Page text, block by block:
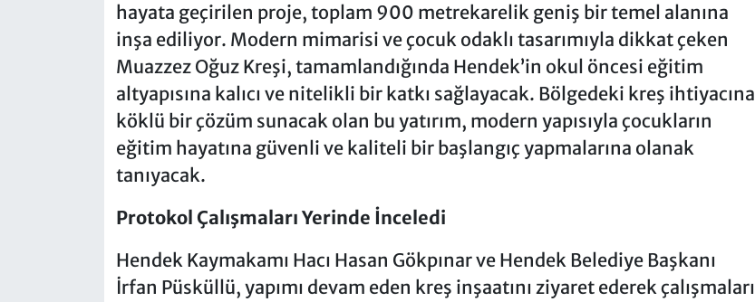
hayata geçirilen proje, toplam 900 metrekarelik geniş bir temel alanına
inşa ediliyor. Modern mimarisi ve çocuk odaklı tasarımıyla dikkat çeken
Muazzez Oğuz Kreşi, tamamlandığında Hendek’in okul öncesi eğitim
altyapısına kalıcı ve nitelikli bir katkı sağlayacak. Bölgedeki kreş ihtiyacına
köklü bir çözüm sunacak olan bu yatırım, modern yapısıyla çocukların
eğitim hayatına güvenli ve kaliteli bir başlangıç yapmalarına olanak
tanıyacak.
Protokol Çalışmaları Yerinde İnceledi
Hendek Kaymakamı Hacı Hasan Gökpınar ve Hendek Belediye Başkanı
İrfan Püsküllü, yapımı devam eden kreş inşaatını ziyaret ederek çalışmaları